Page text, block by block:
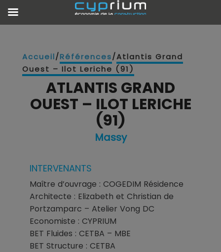
Accueil/Références/Atlantis Grand
Ouest – Ilot Leriche (91)
ATLANTIS GRAND
OUEST – ILOT LERICHE
(91)
Massy
INTERVENANTS
Maître d’ouvrage : COGEDIM Résidence
Architecte : Elizabeth et Christian de
Portzamparc – Atelier Vong DC
Economiste : CYPRIUM
BET Fluides : CETBA – MBE
BET Structure : CETBA